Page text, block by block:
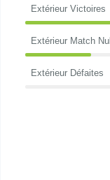
Extérieur Victoires
Extérieur Match Nul
Extérieur Défaites